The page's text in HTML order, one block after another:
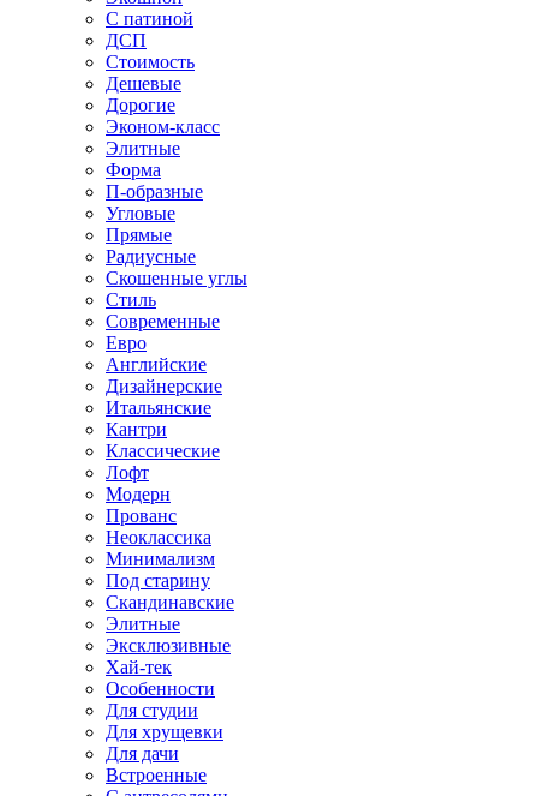
С патиной
ДСП
Стоимость
Дешевые
Дорогие
Эконом-класс
Элитные
Форма
П-образные
Угловые
Прямые
Радиусные
Скошенные углы
Стиль
Современные
Евро
Английские
Дизайнерские
Итальянские
Кантри
Классические
Лофт
Модерн
Прованс
Неоклассика
Минимализм
Под старину
Скандинавские
Элитные
Эксклюзивные
Хай-тек
Особенности
Для студии
Для хрущевки
Для дачи
Встроенные